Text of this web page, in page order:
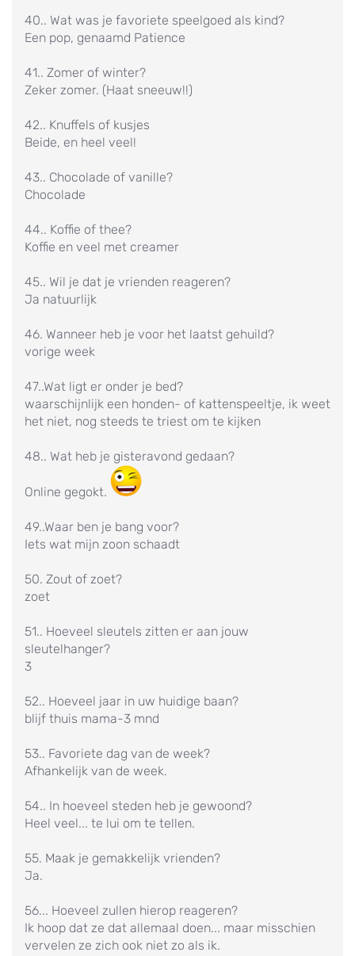
40.. Wat was je favoriete speelgoed als kind?
Een pop, genaamd Patience
41.. Zomer of winter?
Zeker zomer. (Haat sneeuw!!)
42.. Knuffels of kusjes
Beide, en heel veel!
43.. Chocolade of vanille?
Chocolade
44.. Koffie of thee?
Koffie en veel met creamer
45.. Wil je dat je vrienden reageren?
Ja natuurlijk
46. Wanneer heb je voor het laatst gehuild?
vorige week
47..Wat ligt er onder je bed?
waarschijnlijk een honden- of kattenspeeltje, ik weet
het niet, nog steeds te triest om te kijken
48.. Wat heb je gisteravond gedaan?
Online gegokt.
49..Waar ben je bang voor?
Iets wat mijn zoon schaadt
50. Zout of zoet?
zoet
51.. Hoeveel sleutels zitten er aan jouw
sleutelhanger?
3
52.. Hoeveel jaar in uw huidige baan?
blijf thuis mama-3 mnd
53.. Favoriete dag van de week?
Afhankelijk van de week.
54.. In hoeveel steden heb je gewoond?
Heel veel... te lui om te tellen.
55. Maak je gemakkelijk vrienden?
Ja.
56... Hoeveel zullen hierop reageren?
Ik hoop dat ze dat allemaal doen... maar misschien
vervelen ze zich ook niet zo als ik.